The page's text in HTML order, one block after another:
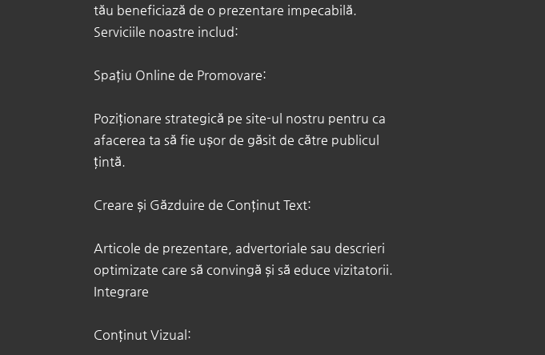
tău beneficiază de o prezentare impecabilă.
Serviciile noastre includ: ​
Spațiu Online de Promovare:
Poziționare strategică pe site-ul nostru pentru ca
afacerea ta să fie ușor de găsit de către publicul
țintă. ​
Creare și Găzduire de Conținut Text:
Articole de prezentare, advertoriale sau descrieri
optimizate care să convingă și să educe vizitatorii. ​
Integrare
Conținut Vizual: